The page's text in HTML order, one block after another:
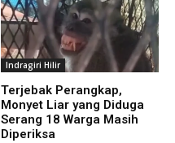
Indragiri Hilir
Terjebak Perangkap,
Monyet Liar yang Diduga
Serang 18 Warga Masih
Diperiksa